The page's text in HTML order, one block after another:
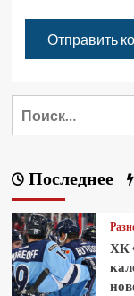
Последнее
ХК